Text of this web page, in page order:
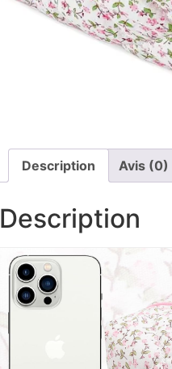
Description Avis (0)
Description